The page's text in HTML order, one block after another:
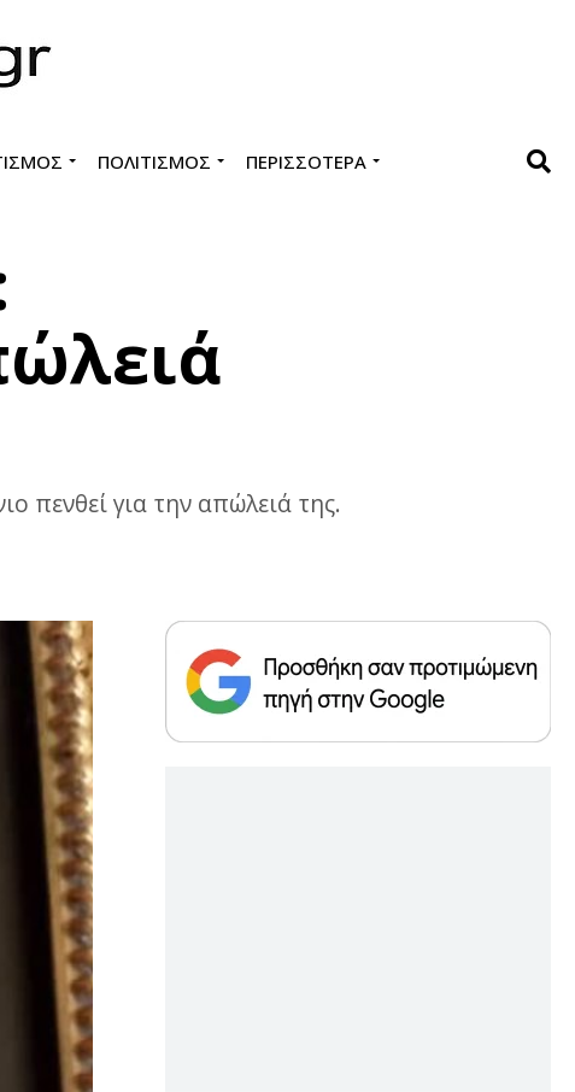
ΠΟΛΙΤΙΣΜΌΣ ΠΕΡΙΣΣΌΤΕΡΑ
πενθεί για την απώλειά της.